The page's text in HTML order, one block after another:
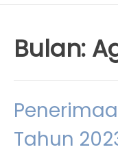
Bulan:
Tahun